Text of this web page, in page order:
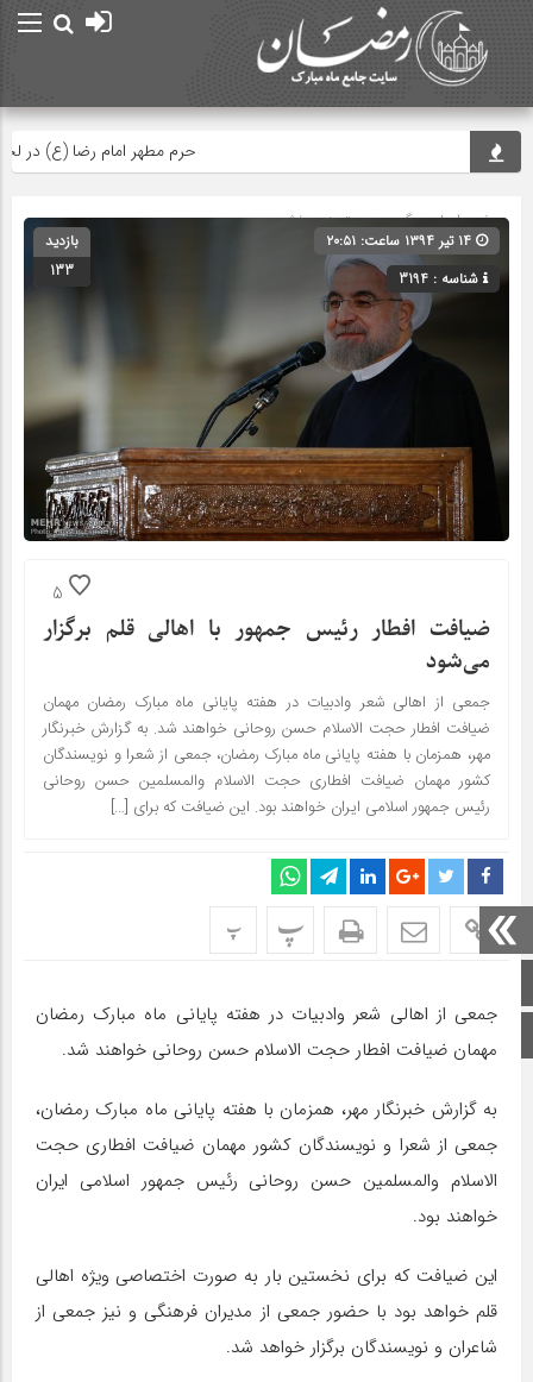
حرم مطهر امام رضا (ع) در لحظه
صفحه اصلی» گروه » دسته‌بندی نشده
شناسه : 3194
بازدید
133
5
ضیافت افطار رئیس جمهور با اهالی قلم برگزار
می‌شود
جمعی از اهالی شعر وادبیات در هفته پایانی ماه مبارک رمضان مهمان
ضیافت افطار حجت الاسلام حسن روحانی خواهند شد. به گزارش خبرنگار
مهر، همزمان با هفته پایانی ماه مبارک رمضان، جمعی از شعرا و نویسندگان
کشور مهمان ضیافت افطاری حجت الاسلام والمسلمین حسن روحانی
رئیس جمهور اسلامی ایران خواهند بود. این ضیافت که برای […]
پ پ
جمعی از اهالی شعر وادبیات در هفته پایانی ماه مبارک رمضان
مهمان ضیافت افطار حجت الاسلام حسن روحانی خواهند شد.
به گزارش خبرنگار مهر، همزمان با هفته پایانی ماه مبارک رمضان،
جمعی از شعرا و نویسندگان کشور مهمان ضیافت افطاری حجت
الاسلام والمسلمین حسن روحانی رئیس جمهور اسلامی ایران
خواهند بود.
این ضیافت که برای نخستین بار به صورت اختصاصی ویژه اهالی
قلم خواهد بود با حضور جمعی از مدیران فرهنگی و نیز جمعی از
شاعران و نویسندگان برگزار خواهد شد.